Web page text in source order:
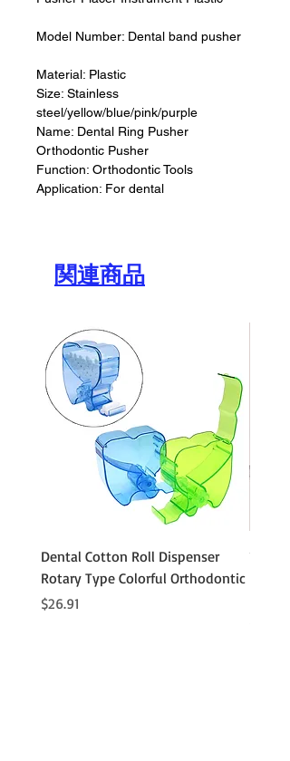
Model Number: Dental band pusher
Material: Plastic
Size: Stainless
steel/yellow/blue/pink/purple
Name: Dental Ring Pusher
Orthodontic Pusher
Function: Orthodontic Tools
Application: For dental
関連商品
Dental Cotton Roll Dispenser
Rotary Type Colorful Orthodontic
価格
$26.91